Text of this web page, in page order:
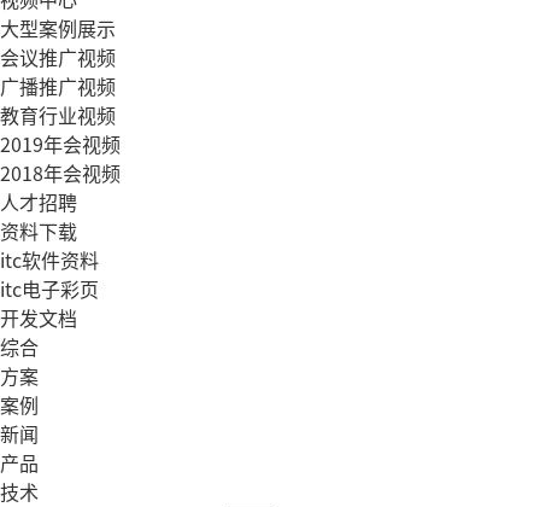
大型案例展示
会议推广视频
广播推广视频
教育行业视频
2019年会视频
2018年会视频
人才招聘
资料下载
itc软件资料
itc电子彩页
开发文档
综合
方案
案例
新闻
产品
技术